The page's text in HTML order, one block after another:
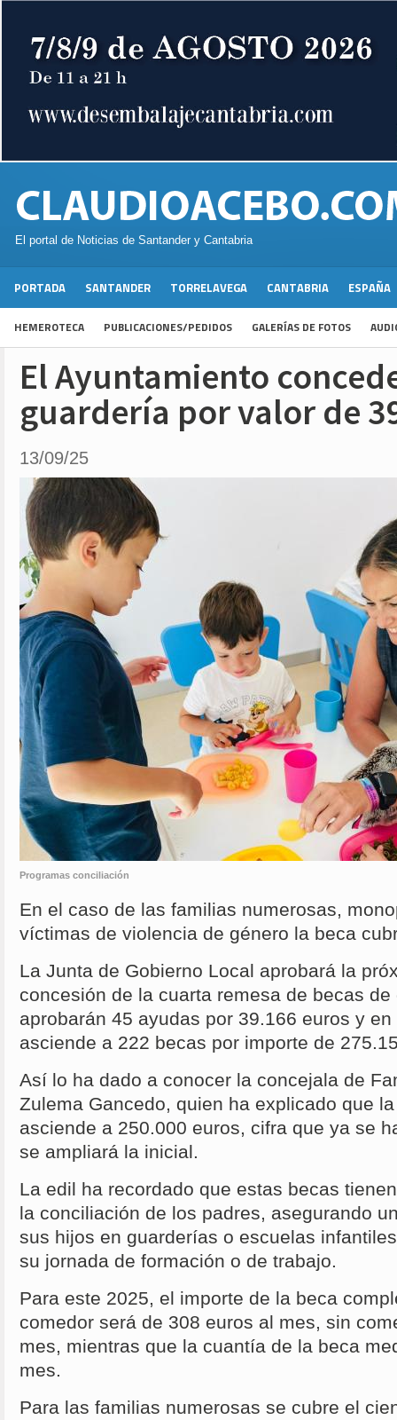
El portal de Noticias de Santander y Cantabria
PORTADA SANTANDER TORRELAVEGA CANTABRIA ESPAÑA
HEMEROTECA PUBLICACIONES/PEDIDOS GALERÍAS DE FOTOS
El Ayuntamiento
guardería por valor de
13/09/25
Programas conciliación
En el caso de las familias numerosas,
víctimas de violencia de género la beca
La Junta de Gobierno Local aprobará la
concesión de la cuarta remesa de becas
aprobarán 45 ayudas por 39.166 euros y
asciende a 222 becas por importe de
Así lo ha dado a conocer la concejala de
Zulema Gancedo, quien ha explicado que
asciende a 250.000 euros, cifra que ya se
se ampliará la inicial.
La edil ha recordado que estas becas
la conciliación de los padres, asegurando
sus hijos en guarderías o escuelas
su jornada de formación o de trabajo.
Para este 2025, el importe de la beca
comedor será de 308 euros al mes, sin
mes, mientras que la cuantía de la beca
mes.
Para las familias numerosas se cubre el